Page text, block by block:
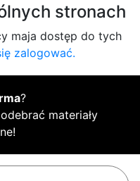
stronach
maja dostęp do tych
zalogować.
?
materiały